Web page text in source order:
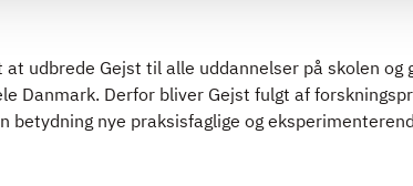
udbrede Gejst til alle uddannelser på skolen
Danmark. Derfor bliver Gejst fulgt af
betydning nye praksisfaglige og